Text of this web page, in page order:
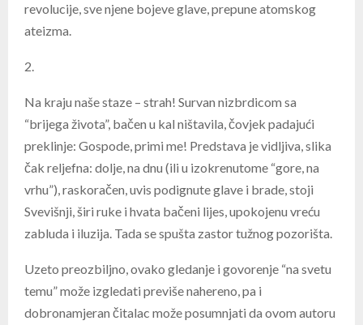
revolucije, sve njene bojeve glave, prepune atomskog
ateizma.
2.
Na kraju naše staze – strah! Survan nizbrdicom sa
“brijega života”, bačen u kal ništavila, čovjek padajući
preklinje: Gospode, primi me! Predstava je vidljiva, slika
čak reljefna: dolje, na dnu (ili u izokrenutome “gore, na
vrhu”), raskoračen, uvis podignute glave i brade, stoji
Svevišnji, širi ruke i hvata bačeni lijes, upokojenu vreću
zabluda i iluzija. Tada se spušta zastor tužnog pozorišta.
Uzeto preozbiljno, ovako gledanje i govorenje “na svetu
temu” može izgledati previše nahereno, pa i
dobronamjeran čitalac može posumnjati da ovom autoru